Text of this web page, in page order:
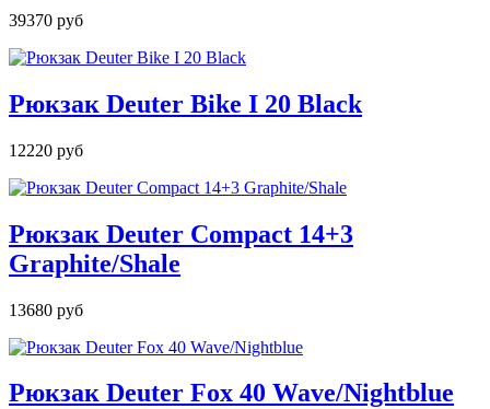
39370 руб
Рюкзак Deuter Bike I 20 Black
12220 руб
Рюкзак Deuter Compact 14+3
Graphite/Shale
13680 руб
Рюкзак Deuter Fox 40 Wave/Nightblue